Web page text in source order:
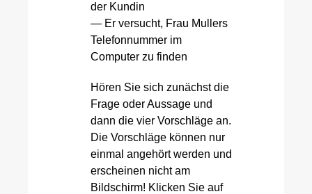
der Kundin
— Er versucht, Frau Mullers
Telefonnummer im
Computer zu finden
Hören Sie sich zunächst die
Frage oder Aussage und
dann die vier Vorschläge an.
Die Vorschläge können nur
einmal angehört werden und
erscheinen nicht am
Bildschirm! Klicken Sie auf